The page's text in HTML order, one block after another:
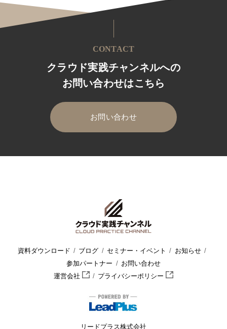
CONTACT
クラウド実践チャンネルへの
お問い合わせはこちら
お問い合わせ
資料ダウンロード ブログ セミナー・イベント
お知らせ
参加パートナー
お問い合わせ
運営会社
プライバシーポリシー
リードプラス株式会社